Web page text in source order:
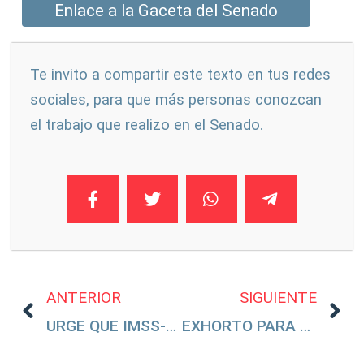
Enlace a la Gaceta del Senado
Te invito a compartir este texto en tus redes
sociales, para que más personas conozcan
el trabajo que realizo en el Senado.
ANTERIOR
URGE QUE IMSS-BIENESTAR REPARE Y REHABILITE EL HOSPITAL DE NOGALES, SONORA
SIGUIENTE
EXHORTO PARA QUE EL GOBIERNO DE LA CDMX REINSTALE LA ESTATUA DE CRISTOBAL COLÓN